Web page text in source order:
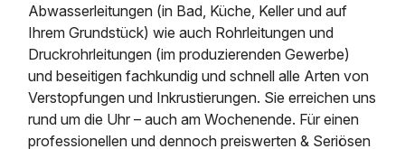
Abwasserleitungen (in Bad, Küche, Keller und auf
Ihrem Grundstück) wie auch Rohrleitungen und
Druckrohrleitungen (im produzierenden Gewerbe)
und beseitigen fachkundig und schnell alle Arten von
Verstopfungen und Inkrustierungen. Sie erreichen uns
rund um die Uhr – auch am Wochenende. Für einen
professionellen und dennoch preiswerten & Seriösen